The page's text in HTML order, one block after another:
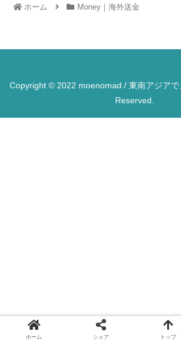
ホーム Money｜海外送金
Copyright © 2022 moenomad / 東南アジア
Reserved.
ホーム シェア トップ